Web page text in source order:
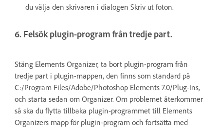
du välja den skrivaren i dialogen Skriv ut foton.
6. Felsök plugin-program från tredje part.
Stäng Elements Organizer, ta bort plugin-program från
tredje part i plugin-mappen, den finns som standard på
C:/Program Files/Adobe/Photoshop Elements 7.0/Plug-Ins,
och starta sedan om Organizer. Om problemet återkommer
så ska du flytta tillbaka plugin-programmet till Elements
Organizers mapp för plugin-program och fortsätta med